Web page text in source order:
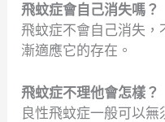
飛蚊症會自己消失嗎？
飛蚊症不會自己消失
漸適應它的存在。
飛蚊症不理他會怎樣？
良性飛蚊症一般可以